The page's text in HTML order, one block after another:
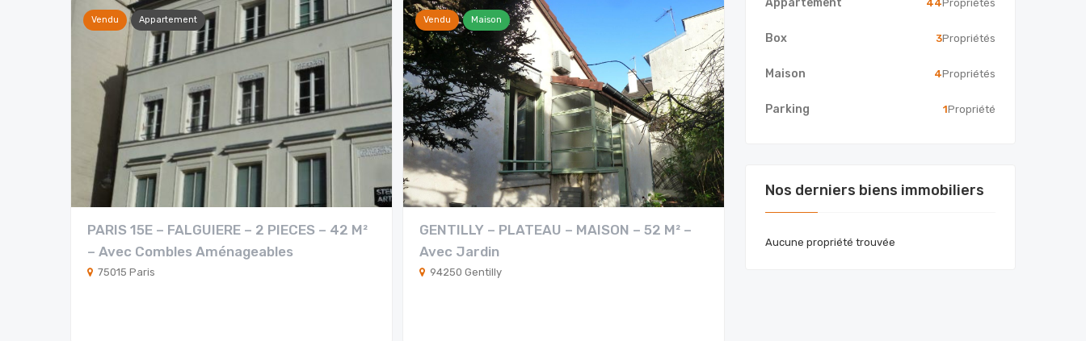
Vendu Appartement
PARIS 15E – FALGUIERE – 2 PIECES – 42 M²
– Avec Combles Aménageables
75015 Paris
Vendu Maison
GENTILLY – PLATEAU – MAISON – 52 M² –
Avec Jardin
94250 Gentilly
Appartement 44Propriétés
Box 3Propriétés
Maison 4Propriétés
Parking 1Propriété
Nos derniers biens immobiliers
Aucune propriété trouvée